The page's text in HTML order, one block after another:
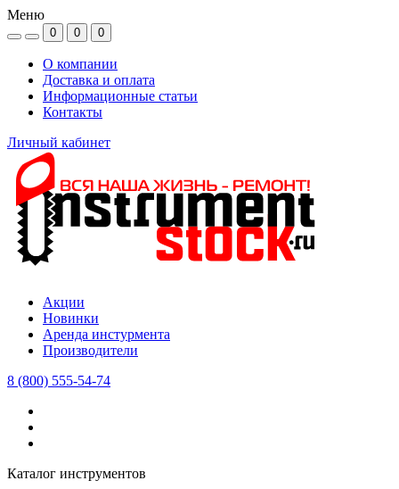
Меню
0 0 0
О компании
Доставка и оплата
Информационные статьи
Контакты
Личный кабинет
Акции
Новинки
Аренда инстурмента
Производители
8 (800) 555-54-74
Каталог инструментов